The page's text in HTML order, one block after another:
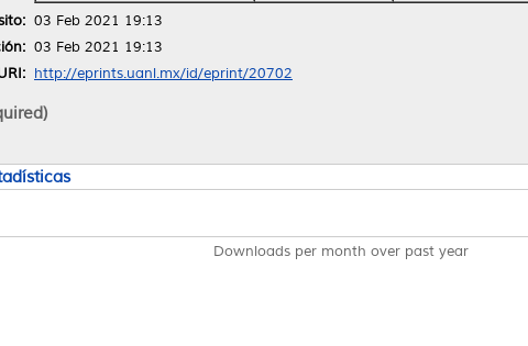
03 Feb 2021 19:13
03 Feb 2021 19:13
http://eprints.uanl.mx/id/eprint/20702
Downloads per month over past year